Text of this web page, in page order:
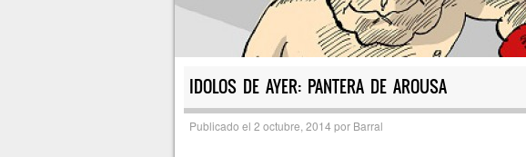
IDOLOS DE AYER: PANTERA DE AROUSA
Publicado el 2 octubre, 2014 por Barral